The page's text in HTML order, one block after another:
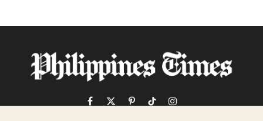
Facebook
X
PinterestTikTokInstagram